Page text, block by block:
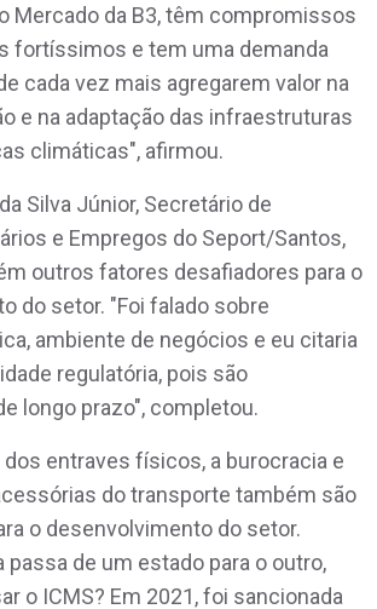
Mercado da B3, têm compromissos
fortíssimos e tem uma demanda
cada vez mais agregarem valor na
e na adaptação das infraestruturas
climáticas", afirmou.
Silva Júnior, Secretário de
e Empregos do Seport/Santos,
outros fatores desafiadores para o
do setor. "Foi falado sobre
ambiente de negócios e eu citaria
regulatória, pois são
longo prazo", completou.
dos entraves físicos, a burocracia e
do transporte também são
o desenvolvimento do setor.
passa de um estado para o outro,
o ICMS? Em 2021, foi sancionada